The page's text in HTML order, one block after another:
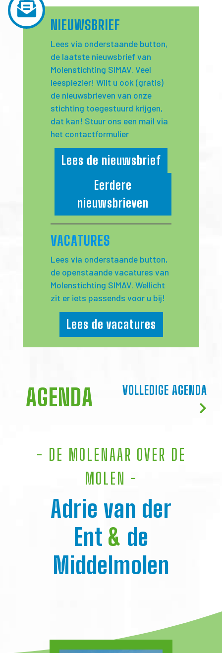
NIEUWSBRIEF
Lees via onderstaande button,
de laatste nieuwsbrief van
Molenstichting SIMAV. Veel
leesplezier! Wilt u ook (gratis)
de nieuwsbrieven van onze
stichting toegestuurd krijgen,
dat kan! Stuur ons een mail via
het contactformulier
Lees de nieuwsbrief
Eerdere
nieuwsbrieven
VACATURES
Lees via onderstaande button,
de openstaande vacatures van
Molenstichting SIMAV. Wellicht
zit er iets passends voor u bij!
Lees de vacatures
AGENDA VOLLEDIGE AGENDA
- DE MOLENAAR OVER DE
MOLEN -
Adrie van der
Ent & de
Middelmolen